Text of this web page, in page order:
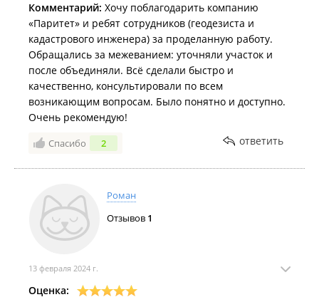
Комментарий: Хочу поблагодарить компанию
«Паритет» и ребят сотрудников (геодезиста и
кадастрового инженера) за проделанную работу.
Обращались за межеванием: уточняли участок и
после объединяли. Всё сделали быстро и
качественно, консультировали по всем
возникающим вопросам. Было понятно и доступно.
Очень рекомендую!
Спасибо 2 ответить
Роман
Отзывов 1
13 февраля 2024 г.
Оценка: